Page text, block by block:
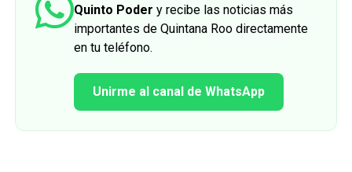
Quinto Poder y recibe las noticias más
importantes de Quintana Roo directamente
en tu teléfono.
Unirme al canal de WhatsApp